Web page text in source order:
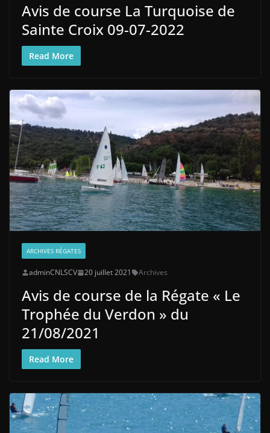
Avis de course La Turquoise de
Sainte Croix 09-07-2022
Read More
ARCHIVES RÉGATES
adminCNLSCV 20 juillet 2021 Archives
Avis de course de la Régate « Le
Trophée du Verdon » du
21/08/2021
Read More